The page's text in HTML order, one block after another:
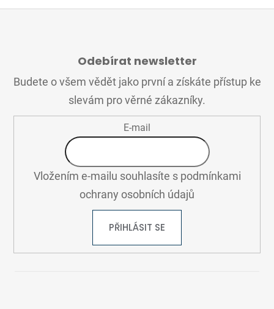
Odebírat newsletter
Budete o všem vědět jako první a získáte přístup ke
slevám pro věrné zákazníky.
E-mail
Vložením e-mailu souhlasíte s podmínkami
ochrany osobních údajů
PŘIHLÁSIT SE